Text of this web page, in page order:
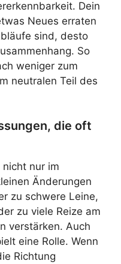
Dein
Neues erraten
sind, desto
So
weniger zum
neutralen Teil des
die oft
nur im
Änderungen
zu schwere Leine,
zu viele Reize am
verstärken. Auch
eine Rolle. Wenn
Richtung